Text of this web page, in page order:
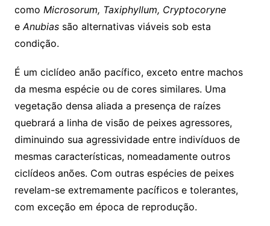
como Microsorum, Taxiphyllum, Cryptocoryne
eAnubiassão alternativas viáveis sob esta
condição.
É um ciclídeo anão pacífico, exceto entre machos
da mesma espécie ou de cores similares. Uma
vegetação densa aliada a presença de raízes
quebrará a linha de visão de peixes agressores,
diminuindo sua agressividade entre indivíduos de
mesmas características, nomeadamente outros
ciclídeos anões. Com outras espécies de peixes
revelam-se extremamente pacíficos e tolerantes,
com exceção em época de reprodução.